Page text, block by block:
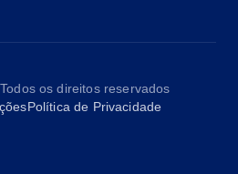
os direitos reservados
Política de Privacidade